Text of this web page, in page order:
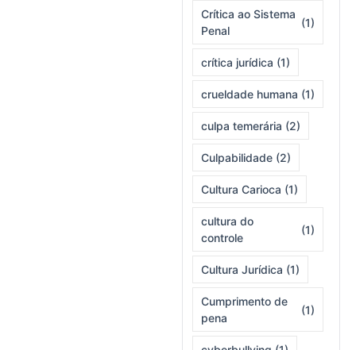
Crítica ao Sistema
Penal
(1)
crítica jurídica (1)
crueldade humana (1)
culpa temerária (2)
Culpabilidade (2)
Cultura Carioca (1)
cultura do
controle
(1)
Cultura Jurídica (1)
Cumprimento de
pena
(1)